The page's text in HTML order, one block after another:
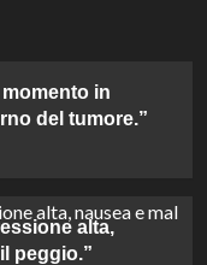
in
del tumore.”
alta,
peggio.”